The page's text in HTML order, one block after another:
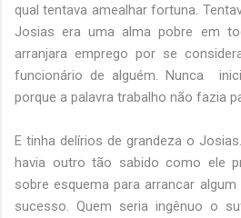
qual tentava amealhar fortuna.
Josias era uma alma pobre em
arranjara emprego por se
funcionário de alguém. Nunca
porque a palavra trabalho não fazia
E tinha delírios de grandeza o
havia outro tão sabido como ele
sobre esquema para arrancar
sucesso. Quem seria ingênuo o